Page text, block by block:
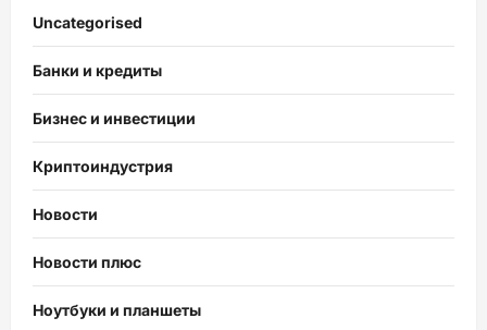
Uncategorised
Банки и кредиты
Бизнес и инвестиции
Криптоиндустрия
Новости
Новости плюс
Ноутбуки и планшеты